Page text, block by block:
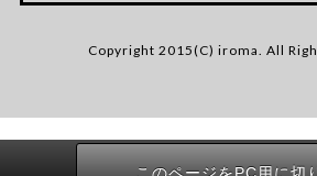
Copyright 2015(C) iroma. All
このページをPC用に切